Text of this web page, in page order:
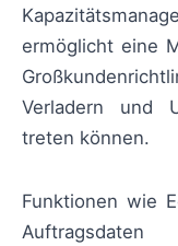
ermöglicht eine
Verladern und
treten können.
Funktionen wie